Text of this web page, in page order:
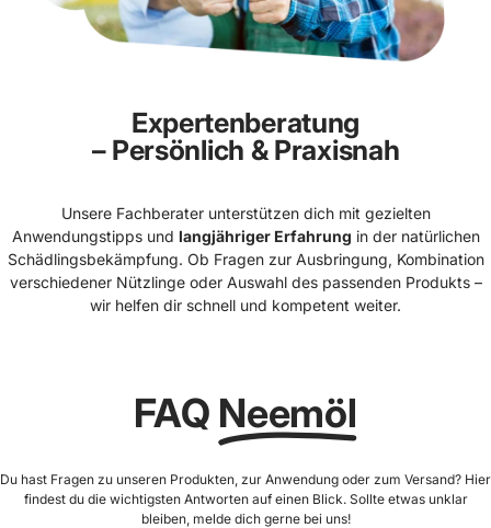
Expertenberatung
– Persönlich & Praxisnah
Unsere Fachberater unterstützen dich mit gezielten
Anwendungstipps und langjähriger Erfahrung in der natürlichen
Schädlingsbekämpfung. Ob Fragen zur Ausbringung, Kombination
verschiedener Nützlinge oder Auswahl des passenden Produkts –
wir helfen dir schnell und kompetent weiter.
FAQ Neemöl
Du hast Fragen zu unseren Produkten, zur Anwendung oder zum Versand? Hier
findest du die wichtigsten Antworten auf einen Blick. Sollte etwas unklar
bleiben, melde dich gerne bei uns!